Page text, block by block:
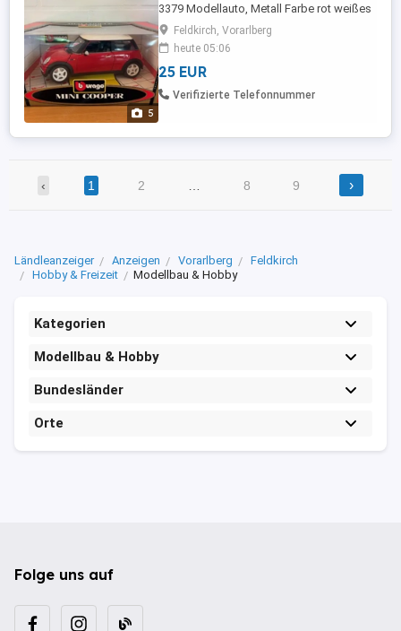
5
3379 Modellauto, Metall Farbe rot weißes
Dach Original verpackt NEU
Selbstabholung Versand möglich
Privatverkauf
Feldkirch, Vorarlberg
heute 05:06
25 EUR
Verifizierte Telefonnummer
‹ 1 2 8 9 ›
Ländleanzeiger Anzeigen Vorarlberg
Feldkirch
Hobby & Freizeit
Modellbau & Hobby
Kategorien
Modellbau & Hobby
Bundesländer
Orte
Folge uns auf